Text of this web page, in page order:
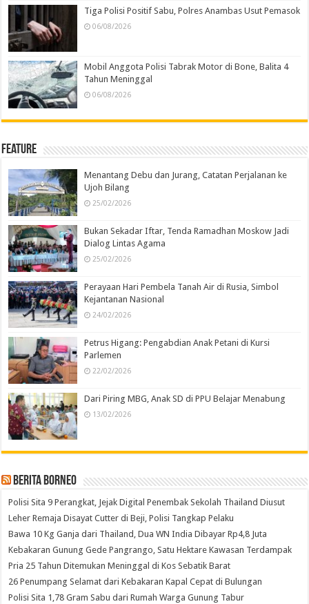
Tiga Polisi Positif Sabu, Polres Anambas Usut Pemasok
06/08/2026
Mobil Anggota Polisi Tabrak Motor di Bone, Balita 4
Tahun Meninggal
06/08/2026
Feature
Menantang Debu dan Jurang, Catatan Perjalanan ke
Ujoh Bilang
25/02/2026
Bukan Sekadar Iftar, Tenda Ramadhan Moskow Jadi
Dialog Lintas Agama
25/02/2026
Perayaan Hari Pembela Tanah Air di Rusia, Simbol
Kejantanan Nasional
24/02/2026
Petrus Higang: Pengabdian Anak Petani di Kursi
Parlemen
22/02/2026
Dari Piring MBG, Anak SD di PPU Belajar Menabung
13/02/2026
Berita Borneo
Polisi Sita 9 Perangkat, Jejak Digital Penembak Sekolah Thailand Diusut
Leher Remaja Disayat Cutter di Beji, Polisi Tangkap Pelaku
Bawa 10 Kg Ganja dari Thailand, Dua WN India Dibayar Rp4,8 Juta
Kebakaran Gunung Gede Pangrango, Satu Hektare Kawasan Terdampak
Pria 25 Tahun Ditemukan Meninggal di Kos Sebatik Barat
26 Penumpang Selamat dari Kebakaran Kapal Cepat di Bulungan
Polisi Sita 1,78 Gram Sabu dari Rumah Warga Gunung Tabur